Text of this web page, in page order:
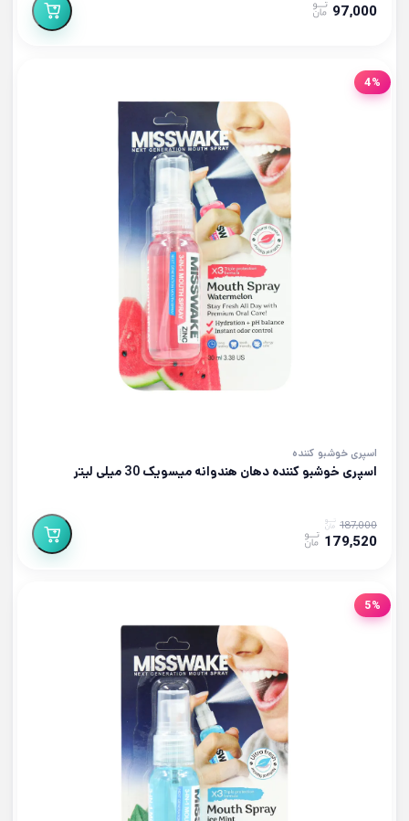
97,000
4%
اسپری خوشبو کننده
اسپری خوشبو کننده دهان هندوانه میسویک 30 میلی لیتر
187,000
179,520
5%